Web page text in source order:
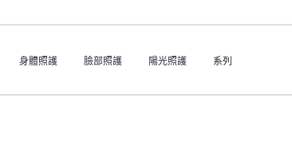
身體照護 臉部照護 陽光照護 系列